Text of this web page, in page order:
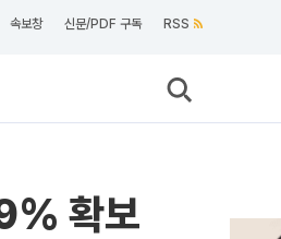
속보창 신문/PDF 구독 RSS
확보